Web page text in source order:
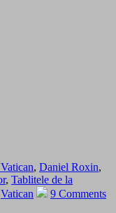
, Daniel Roxin,
, Tablitele de la
Vatican
9 Comments